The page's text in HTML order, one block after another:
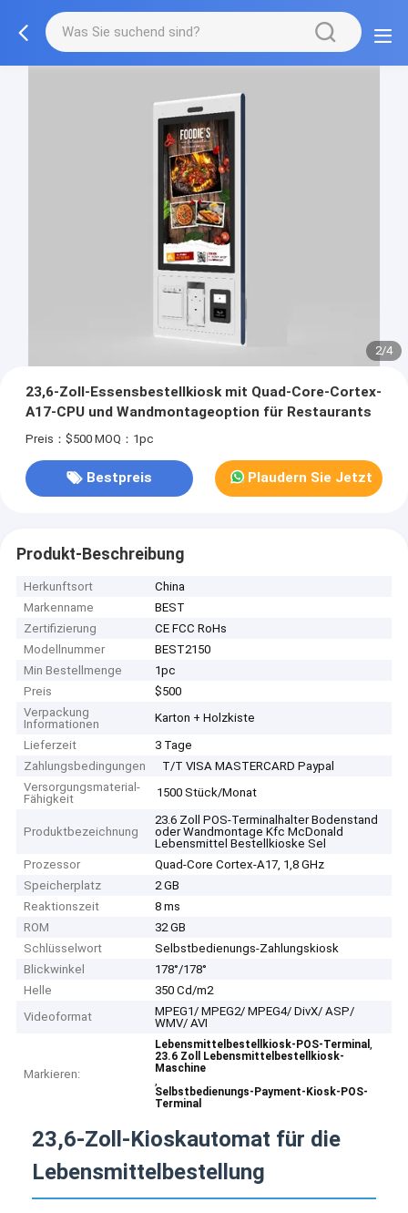
3/4
23,6-Zoll-Essensbestellkiosk mit Quad-Core-Cortex-
A17-CPU und Wandmontageoption für Restaurants
Preis：$500 MOQ：1pc
Bestpreis Plaudern Sie Jetzt
Produkt-Beschreibung
Herkunftsort
China
Markenname
BEST
Zertifizierung
CE FCC RoHs
Modellnummer
BEST2150
Min Bestellmenge
1pc
Preis
$500
Verpackung
Informationen
Karton + Holzkiste
Lieferzeit
3 Tage
Zahlungsbedingungen
T/T VISA MASTERCARD Paypal
Versorgungsmaterial-
Fähigkeit
1500 Stück/Monat
Produktbezeichnung
23.6 Zoll POS-Terminalhalter Bodenstand
oder Wandmontage Kfc McDonald
Lebensmittel Bestellkioske Sel
Prozessor
Quad-Core Cortex-A17, 1,8 GHz
Speicherplatz
2 GB
Reaktionszeit
8 ms
ROM
32 GB
Schlüsselwort
Selbstbedienungs-Zahlungskiosk
Blickwinkel
178°/178°
Helle
350 Cd/m2
Videoformat
MPEG1/ MPEG2/ MPEG4/ DivX/ ASP/
WMV/ AVI
Markieren:
Lebensmittelbestellkiosk-POS-Terminal,
23.6 Zoll Lebensmittelbestellkiosk-
Maschine
,
Selbstbedienungs-Payment-Kiosk-POS-
Terminal
23,6-Zoll-Kioskautomat für die
Lebensmittelbestellung